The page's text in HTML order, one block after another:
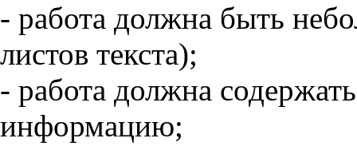
- работа должна быть
листов текста);
- работа должна
информацию;